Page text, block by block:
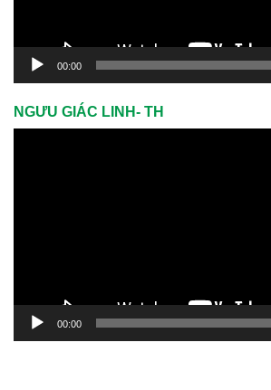
00:00
NGƯU GIÁC LINH- TH
00:00